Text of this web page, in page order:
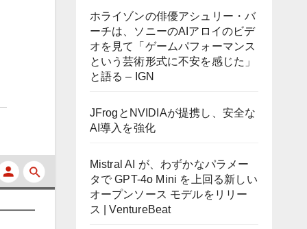
ホライゾンの俳優アシュリー・バ
ーチは、ソニーのAIアロイのビデ
オを見て「ゲームパフォーマンス
という芸術形式に不安を感じた」
と語る – IGN
JFrogとNVIDIAが提携し、安全な
AI導入を強化
Mistral AI が、わずかなパラメー
タで GPT-4o Mini を上回る新しい
オープンソース モデルをリリー
ス | VentureBeat